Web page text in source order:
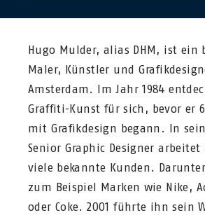
Hugo Mulder, alias DHM, ist ein
Maler, Künstler und
Amsterdam. Im Jahr 1984
Graffiti-Kunst für sich, bevor er
mit Grafikdesign begann. In
Senior Graphic Designer
viele bekannte Kunden.
zum Beispiel Marken wie Nike,
oder Coke. 2001 führte ihn sein